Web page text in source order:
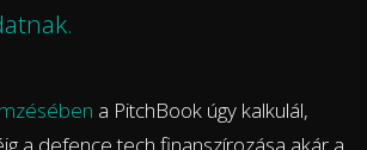
a PitchBook úgy kalkulál,